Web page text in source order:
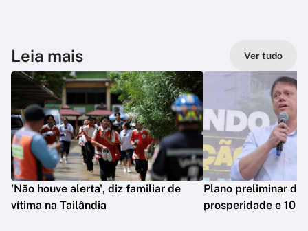
Leia mais Ver tudo
'Não houve alerta', diz familiar de
vítima na Tailândia
Plano preliminar de
prosperidade e 10